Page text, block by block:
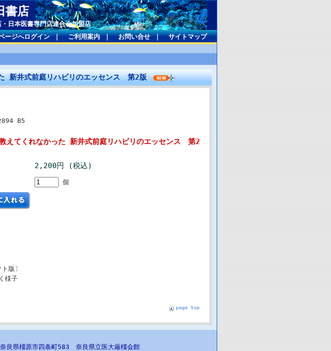
書店
日本医書専門店連合会加盟店
ージへログイン｜ ご利用案内｜ お問い合せ｜ サイトマップ
新井式前庭リハビリのエッセンス 第2版
B5
えてくれなかった 新井式前庭リハビリのエッセンス 第2
2,200円 (税込)
個
版〕
様子
page top
良県橿原市四条町583 奈良県立医大厳橿会館